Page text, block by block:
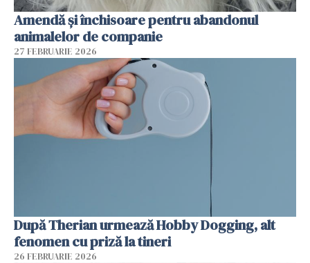
Amendă și închisoare pentru abandonul
animalelor de companie
27 FEBRUARIE 2026
După Therian urmează Hobby Dogging, alt
fenomen cu priză la tineri
26 FEBRUARIE 2026